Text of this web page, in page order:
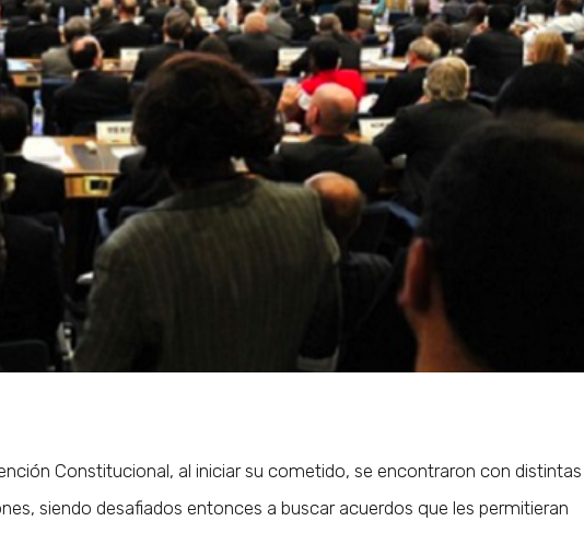
Constitucional, al iniciar su cometido, se encontraron con distintas
siendo desafiados entonces a buscar acuerdos que les permitieran